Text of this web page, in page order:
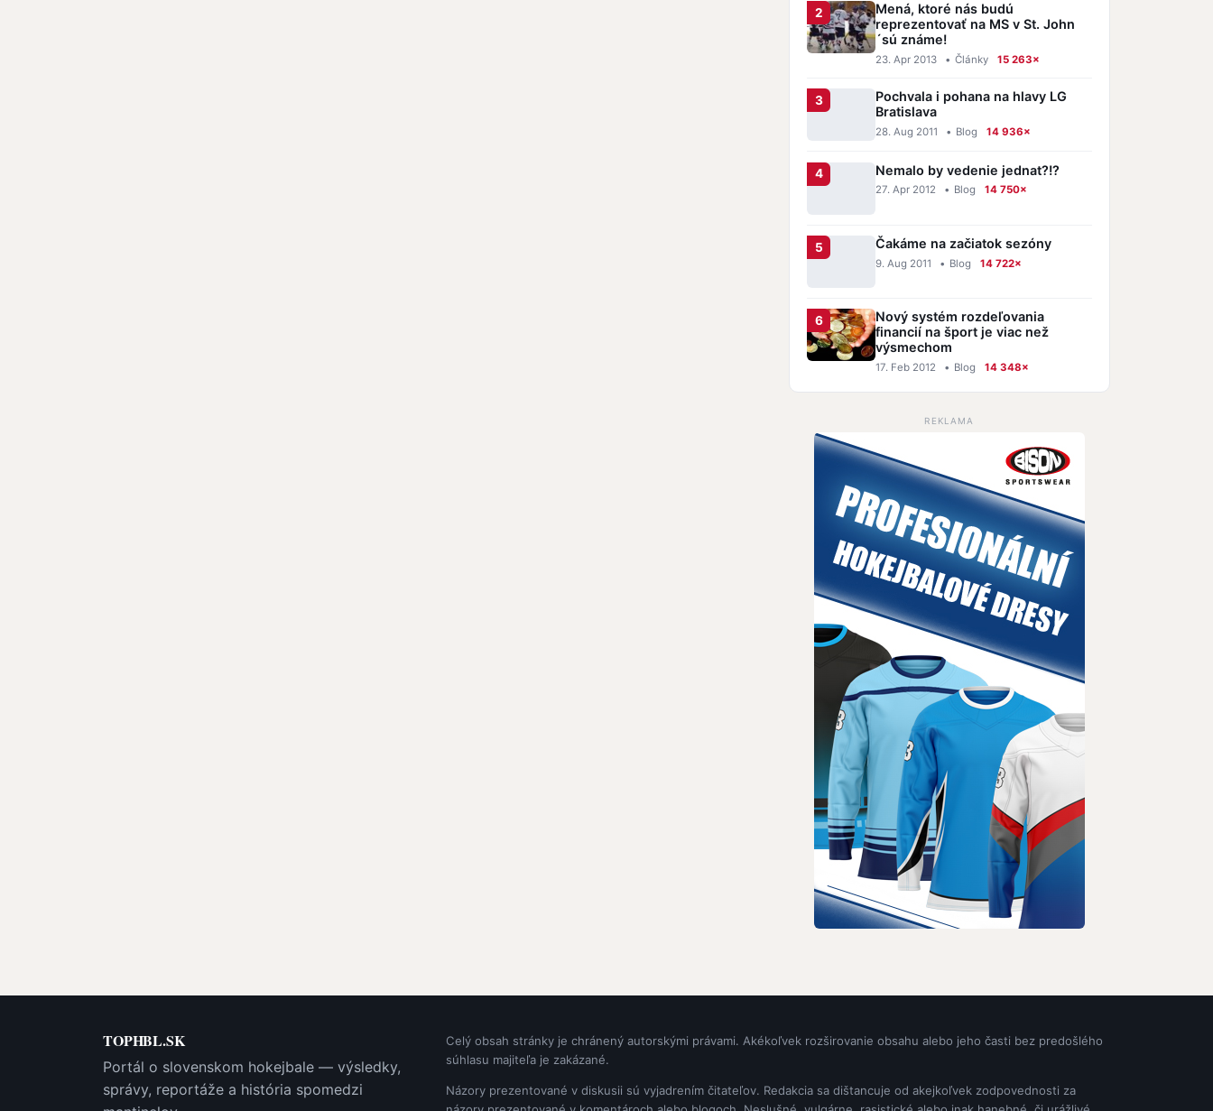
Mená, ktoré nás budú
reprezentovať na MS v St. John
´sú známe!
23. Apr 2013 • Články 15 263×
Pochvala i pohana na hlavy LG
Bratislava
28. Aug 2011 • Blog 14 936×
Nemalo by vedenie jednat?!?
27. Apr 2012 • Blog 14 750×
Čakáme na začiatok sezóny
9. Aug 2011 • Blog 14 722×
Nový systém rozdeľovania
financií na šport je viac než
výsmechom
17. Feb 2012 • Blog 14 348×
REKLAMA
TOPHBL.SK
Portál o slovenskom hokejbale — výsledky,
správy, reportáže a história spomedzi
Celý obsah stránky je chránený autorskými právami. Akékoľvek rozširovanie obsahu alebo jeho časti bez predošlého
súhlasu majiteľa je zakázané.
Názory prezentované v diskusii sú vyjadrením čitateľov. Redakcia sa dištancuje od akejkoľvek zodpovednosti za